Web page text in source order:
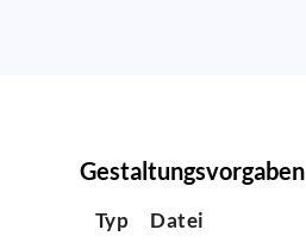
Gestaltungsvorgaben
Typ Datei